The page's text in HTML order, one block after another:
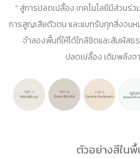
" สู่การปลดเปลื้อง เทคโนโลยีมีส่วนร่
การสูญเสียตัวตน และแบกรับทุกสิ่งจน
จำลองพื้นที่ให้ได้ใกล้ชิดและสัมผัสธ
ปลดเปลื้อง เติมพลังจ
ตัวอย่างสีใน